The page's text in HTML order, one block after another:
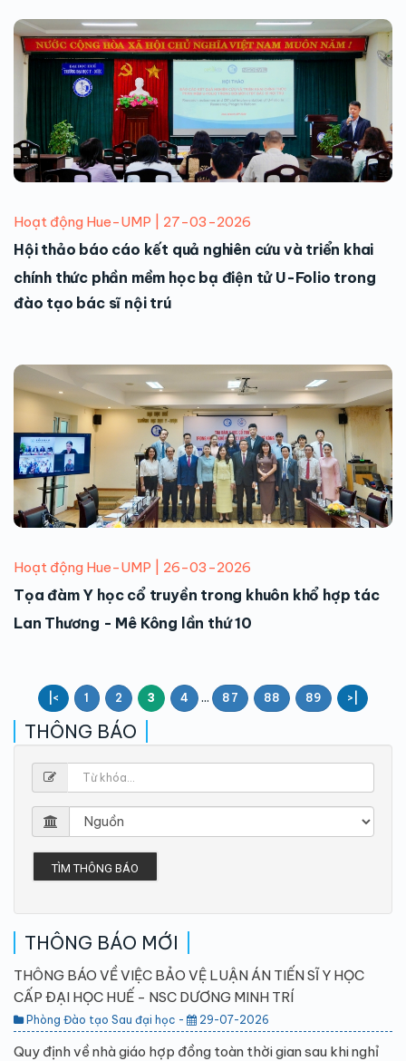
Hoạt động Hue-UMP | 27-03-2026
Hội thảo báo cáo kết quả nghiên cứu và triển khai
chính thức phần mềm học bạ điện tử U-Folio trong
đào tạo bác sĩ nội trú
Hoạt động Hue-UMP | 26-03-2026
Tọa đàm Y học cổ truyền trong khuôn khổ hợp tác
Lan Thương - Mê Kông lần thứ 10
|< 1 2 3 4 ... 87 88 89 >|
THÔNG BÁO
TÌM THÔNG BÁO
THÔNG BÁO MỚI
THÔNG BÁO VỀ VIỆC BẢO VỆ LUẬN ÁN TIẾN SĨ Y HỌC
CẤP ĐẠI HỌC HUẾ - NSC DƯƠNG MINH TRÍ
Phòng Đào tạo Sau đại học - 29-07-2026
Quy định về nhà giáo hợp đồng toàn thời gian sau khi nghỉ